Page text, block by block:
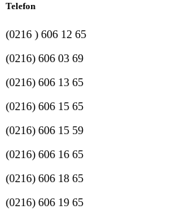
Telefon
(0216 ) 606 12 65
(0216) 606 03 69
(0216) 606 13 65
(0216) 606 15 65
(0216) 606 15 59
(0216) 606 16 65
(0216) 606 18 65
(0216) 606 19 65